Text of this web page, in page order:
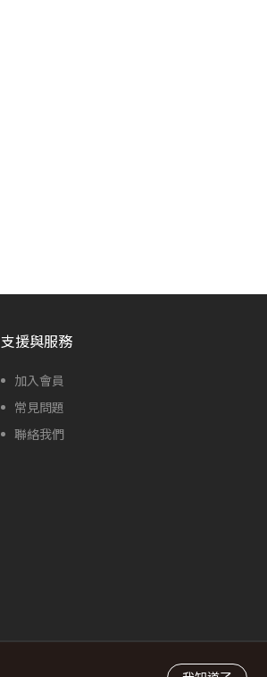
支援與服務
加入會員
常見問題
聯絡我們